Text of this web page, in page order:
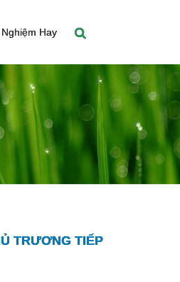
Hay
TRƯƠNG TIẾP